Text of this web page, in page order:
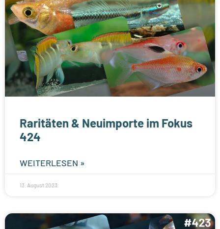
Raritäten & Neuimporte im Fokus
424
WEITERLESEN »
13. August 2023